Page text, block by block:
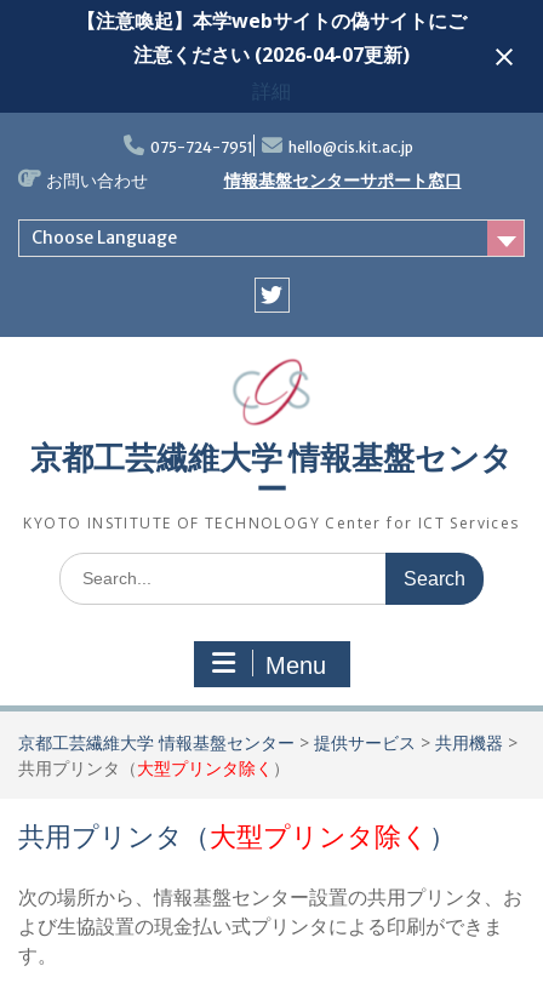
【注意喚起】本学webサイトの偽サイトにご
注意ください (2026-04-07更新)
詳細
content
075-724-7951 hello@cis.kit.ac.jp
お問い合わせ 情報基盤センターサポート窓口
Choose Language
京都工芸繊維大学 情報基盤センタ
ー
KYOTO INSTITUTE OF TECHNOLOGY Center for ICT Services
Search
for:
Menu
京都工芸繊維大学 情報基盤センター > 提供サービス > 共用機器 >
共用プリンタ（大型プリンタ除く ）
共用プリンタ（大型プリンタ除く ）
次の場所から、情報基盤センター設置の共用プリンタ、お
よび生協設置の現金払い式プリンタによる印刷ができま
す。